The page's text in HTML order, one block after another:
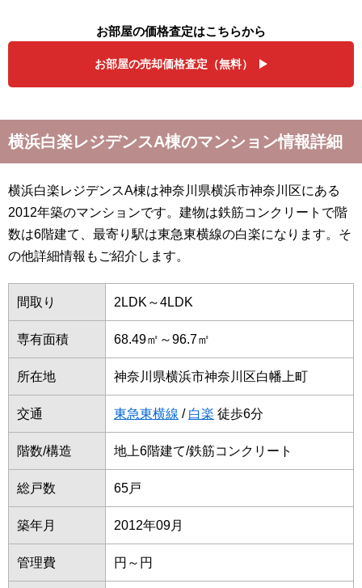
お部屋の価格査定はこちらから
お部屋の売却価格査定（無料）
横浜白楽レジデンスA棟のマンション情報詳細
横浜白楽レジデンスA棟は神奈川県横浜市神奈川区にある
2012年築のマンションです。建物は鉄筋コンクリートで階
数は6階建て、最寄り駅は東急東横線の白楽になります。そ
の他詳細情報もご紹介します。
間取り 2LDK～4LDK
専有面積 68.49㎡～96.7㎡
所在地 神奈川県横浜市神奈川区白幡上町
交通 東急東横線 / 白楽 徒歩6分
階数/構造 地上6階建て/鉄筋コンクリート
総戸数 65戸
築年月 2012年09月
管理費 円～円